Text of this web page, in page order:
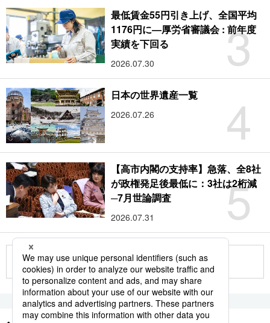
3
最低賃金55円引き上げ、全国平均
1176円に―厚労省審議会 : 前年度
実績を下回る
2026.07.30
4
日本の世界遺産一覧
2026.07.26
5
【高市内閣の支持率】急落、全8社
が政権発足後最低に：3社は2桁減
─7月世論調査
2026.07.31
もっと見る